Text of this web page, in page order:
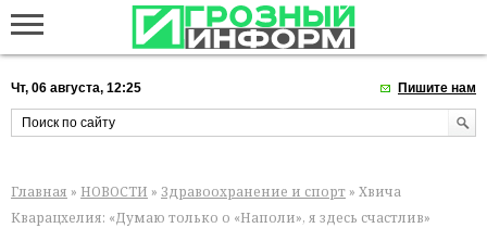
Чт, 06 августа, 12:25 Пишите нам
Главная » НОВОСТИ » Здравоохранение и спорт » Хвича
Кварацхелия: «Думаю только о «Наполи», я здесь счастлив»